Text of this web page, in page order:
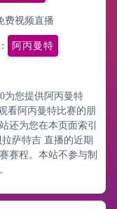
费视频直播
阿丙曼特
为您提供阿丙曼特
看阿丙曼特比赛的朋
还为您在本页面索引
萨特吉 直播的近期
赛程。本站不参与制